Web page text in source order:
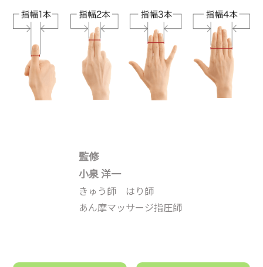
監修
小泉 洋一
きゅう師 はり師
あん摩マッサージ指圧師